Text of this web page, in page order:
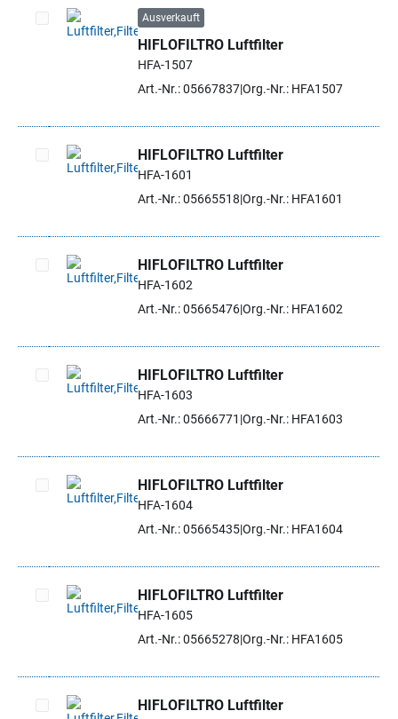
Artikel auswählen
Ausverkauft
HIFLOFILTRO Luftfilter
HFA-1507
Art.-Nr.: 05667837Org.-Nr.: HFA1507
Artikel auswählen
HIFLOFILTRO Luftfilter
HFA-1601
Art.-Nr.: 05665518 Org.-Nr.: HFA1601
Artikel auswählen
HIFLOFILTRO Luftfilter
HFA-1602
Art.-Nr.: 05665476Org.-Nr.: HFA1602
Artikel auswählen
HIFLOFILTRO Luftfilter
HFA-1603
Art.-Nr.: 05666771 Org.-Nr.: HFA1603
Artikel auswählen
HIFLOFILTRO Luftfilter
HFA-1604
Art.-Nr.: 05665435Org.-Nr.: HFA1604
Artikel auswählen
HIFLOFILTRO Luftfilter
HFA-1605
Art.-Nr.: 05665278 Org.-Nr.: HFA1605
HIFLOFILTRO Luftfilter